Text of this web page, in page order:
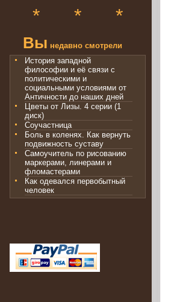
* * *
Вы недавно смотрели
История западной
философии и её связи с
политическими и
социальными условиями от
Античности до наших дней
Цветы от Лизы. 4 серии (1
диск)
Соучастница
Боль в коленях. Как вернуть
подвижность суставу
Самоучитель по рисованию
маркерами, линерами и
фломастерами
Как одевался первобытный
человек